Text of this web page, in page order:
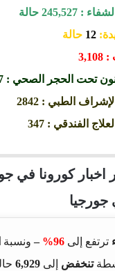
حالة
12 حالة
تحت الحجر الصحي : 497
الطبي : 2842
الفندقي : 347
اخبار كورونا في
جورجيا
ترتفع إلى 96%
– ونسبة
تنخفض إلى 6,929